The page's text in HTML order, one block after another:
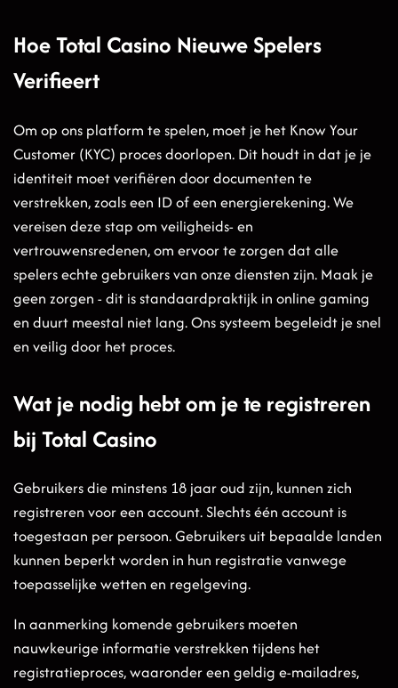
Hoe Total Casino Nieuwe Spelers
Verifieert
Om op ons platform te spelen, moet je het Know Your
Customer (KYC) proces doorlopen. Dit houdt in dat je je
identiteit moet verifiëren door documenten te
verstrekken, zoals een ID of een energierekening. We
vereisen deze stap om veiligheids- en
vertrouwensredenen, om ervoor te zorgen dat alle
spelers echte gebruikers van onze diensten zijn. Maak je
geen zorgen - dit is standaardpraktijk in online gaming
en duurt meestal niet lang. Ons systeem begeleidt je snel
en veilig door het proces.
Wat je nodig hebt om je te registreren
bij Total Casino
Gebruikers die minstens 18 jaar oud zijn, kunnen zich
registreren voor een account. Slechts één account is
toegestaan per persoon. Gebruikers uit bepaalde landen
kunnen beperkt worden in hun registratie vanwege
toepasselijke wetten en regelgeving.
In aanmerking komende gebruikers moeten
nauwkeurige informatie verstrekken tijdens het
registratieproces, waaronder een geldig e-mailadres,